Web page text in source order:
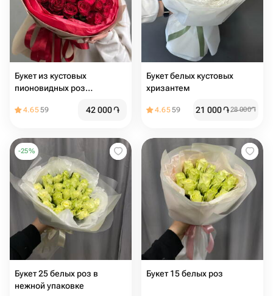
Букет из кустовых
пионовидных роз
4.6559 42 000֏
Букет белых кустовых
хризантем
4.6559 21 000֏28 000֏
-25%
Букет 25 белых роз в
нежной упаковке
Букет 15 белых роз